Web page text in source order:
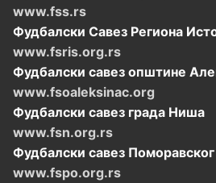
www.fss.rs
Фудбалски Савез Региона
www.fsris.org.rs
Фудбалски савез општине
www.fsoaleksinac.org
Фудбалски савез града Ниша
www.fsn.org.rs
Фудбалски савез Поморавског
www.fspo.org.rs